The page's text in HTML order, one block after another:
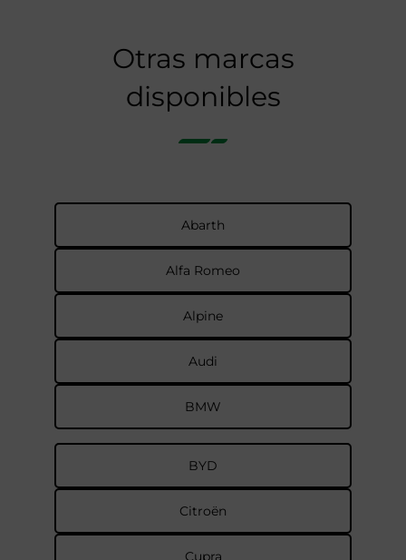
Otras marcas
disponibles
Abarth
Alfa Romeo
Alpine
Audi
BMW
BYD
Citroën
Cupra